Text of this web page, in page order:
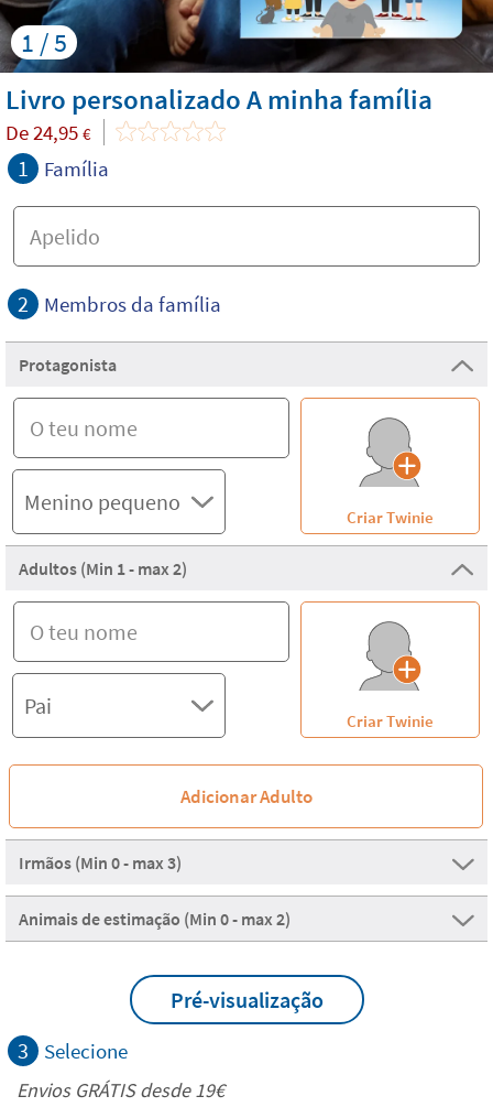
1 / 5
Livro personalizado A minha família
De24,95 €
1 Família
2 Membros da família
Protagonista
Criar Twinie
Adultos (Min 1 - max 2)
Criar Twinie
Adicionar Adulto
Irmãos (Min 0 - max 3)
Criar Twinie
Animais de estimação (Min 0 - max 2)
Pré-visualização
3
Selecione
Envios GRÁTIS desde 19€